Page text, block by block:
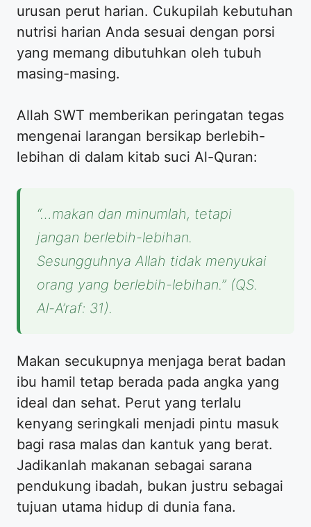
urusan perut harian. Cukupilah kebutuhan
nutrisi harian Anda sesuai dengan porsi
yang memang dibutuhkan oleh tubuh
masing-masing.
Allah SWT memberikan peringatan tegas
mengenai larangan bersikap berlebih-
lebihan di dalam kitab suci Al-Quran:
“…makan dan minumlah, tetapi
jangan berlebih-lebihan.
Sesungguhnya Allah tidak menyukai
orang yang berlebih-lebihan.” (QS.
Al-A’raf: 31).
Makan secukupnya menjaga berat badan
ibu hamil tetap berada pada angka yang
ideal dan sehat. Perut yang terlalu
kenyang seringkali menjadi pintu masuk
bagi rasa malas dan kantuk yang berat.
Jadikanlah makanan sebagai sarana
pendukung ibadah, bukan justru sebagai
tujuan utama hidup di dunia fana.